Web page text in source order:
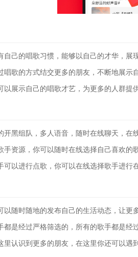
的唱歌习惯，能够以自己的才华，展现
的方式结交更多的朋友，不断地展示自
示自己的唱歌才艺，为更多的人群提供
组队，多人语音，随时在线聊天，在线
源，你可以随时在线选择自己喜欢的歌
进行点歌，你可以在线选择歌手进行在
时随地的发布自己的生活动态，让更多
经过严格筛选的，所有的歌手都是经
识到更多的朋友，在这里你还可以遇